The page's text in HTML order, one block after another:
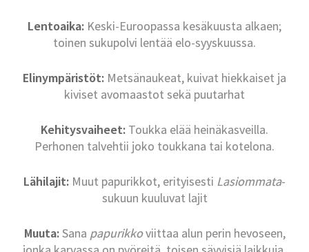
Lentoaika: Keski-Euroopassa kesäkuusta alkaen;
toinen sukupolvi lentää elo-syyskuussa.
Elinympäristöt: Metsänaukeat, kuivat hiekkaiset ja
kiviset avomaastot sekä puutarhat
Kehitysvaiheet: Toukka elää heinäkasveilla.
Perhonen talvehtii joko toukkana tai kotelona.
Lähilajit: Muut papurikkot, erityisesti Lasiommata-
sukuun kuuluvat lajit
Muuta:Sana papurikkoviittaa alun perin hevoseen,